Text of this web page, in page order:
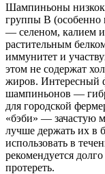
Шампиньоны
группы B
— селеном, калием
растительным
иммунитет и
этом не содержат
жиров. Интересный
шампиньонов —
для городской
«бэби» — зачастую
лучше держать их в
использовать в
рекомендуется
протереть.